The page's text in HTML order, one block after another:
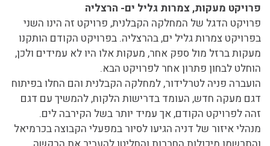
פרויקט מעקות, צמרות גליל ים- הרצליה
פרויקט הדגל של המחלקה הקבלנית, פרויקט זה הינו השני
בפרויקט צמרות גליל ים, בהרצליה. בפרויקט הקודם הותקנו
מעקות ברזל מול ספק אחר, מעקות אלו היו לא עמידים ולכן,
הוחלט לבחון פתרון אחר לפרויקט הבא.
הועברה פניה לטרלידור, למחלקה הקבלנית והם החלו בפיתוח
דגם מעקה חדש, העומד בדרישות הלקוח, להמשיך עם דגם
זהה לפרויקט הקודם, אך עמיד יותר בשל הקירבה לים.
מנהלי איזור של דניה הגיעו לסיור במפעלי הקבוצה בכרמיאל